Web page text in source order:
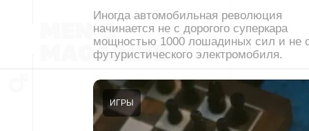
Иногда автомобильная революция
начинается не с дорогого суперкара
мощностью 1000 лошадиных сил и не
футуристического электромобиля.
ИГРЫ